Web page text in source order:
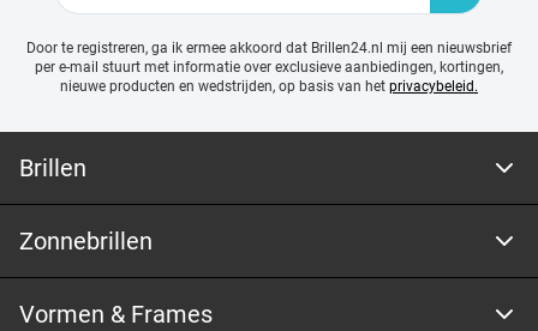
Door te registreren, ga ik ermee akkoord dat Brillen24.nl mij een nieuwsbrief
per e-mail stuurt met informatie over exclusieve aanbiedingen, kortingen,
nieuwe producten en wedstrijden, op basis van het privacybeleid.
Brillen
Zonnebrillen
Vormen & Frames